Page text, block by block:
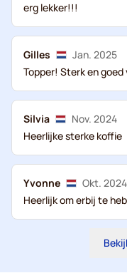
erg lekker!!!
Gilles
Jan. 2025
Topper! Sterk en goed
Silvia
Nov. 2024
Heerlijke sterke koffie
Yvonne
Okt. 2024
Heerlijk om erbij te